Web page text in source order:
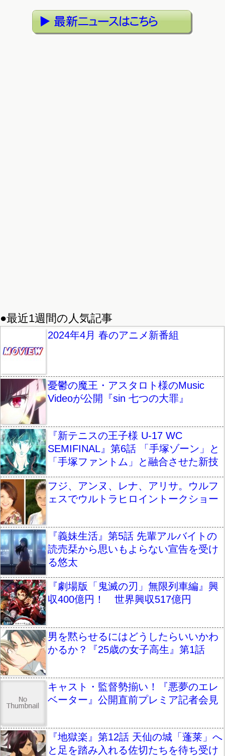
●最近1週間の人気記事
2024年4月 春のアニメ新番組
憂鬱の魔王・アスタロト様のMusic
Videoが公開『sin 七つの大罪』
『新テニスの王子様 U-17 WC
SEMIFINAL』第6話 「手塚ゾーン」と
「手塚ファントム」と融合させた新技
フジ、アンヌ、レナ、アリサ。ウルフ
ェスでウルトラヒロイントークショー
『義妹生活』第5話 先輩アルバイトの
読売栞から思いもよらない宣告を受け
る悠太
『劇場版「鬼滅の刃」無限列車編』興
収400億円！ 世界興収517億円
男を黙らせるにはどうしたらいいかわ
かるか？『25歳の女子高生』第1話
キャスト・監督勢揃い！『悪夢のエレ
ベーター』公開直前プレミア記者会見
『地獄楽』第12話 天仙の城「蓬莱」へ
と足を踏み入れる佐切たちを待ち受け